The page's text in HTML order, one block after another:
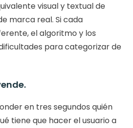
visual y textual de
marca real. Si cada
el algoritmo y los
para categorizar de
en tres segundos quién
tiene que hacer el usuario a